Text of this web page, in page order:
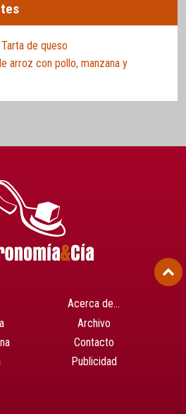
de queso
arroz con pollo, manzana y
Acerca de…
Archivo
Contacto
Publicidad